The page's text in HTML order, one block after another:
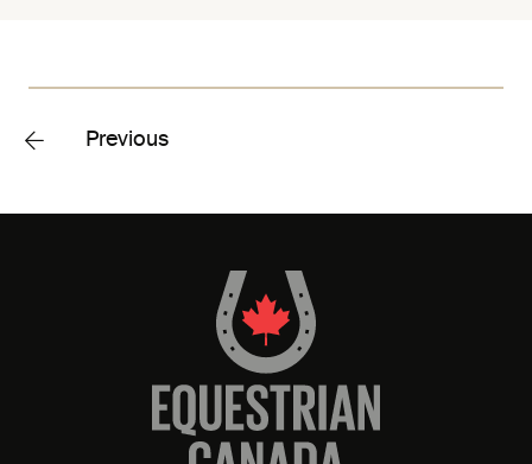
Previous